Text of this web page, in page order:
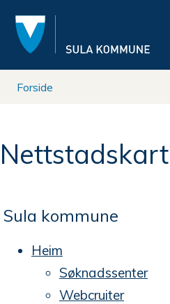
u
k
Du
her:
Forside
Nettstadskart
Sula kommune
Heim
Søknadssenter
Webcruiter